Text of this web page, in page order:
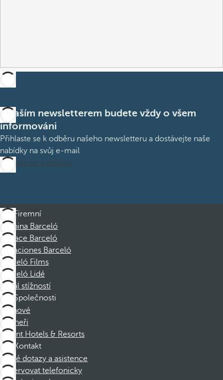
S naším newsletterem budete vždy o všem
informováni
Přihlaste se k odběru našeho newsletteru a dostávejte naše
nabídky na svůj e-mail
Přihlásit se k odběru
Firemní
Skupina Barceló
Nadace Barceló
Vacaciones Barceló
Barceló Films
Barceló Lidé
Kanál stížností
Společnosti
Členové
Partneři
Dorint Hotels & Resorts
Kontakt
Časté dotazy a asistence
Rezervovat telefonicky